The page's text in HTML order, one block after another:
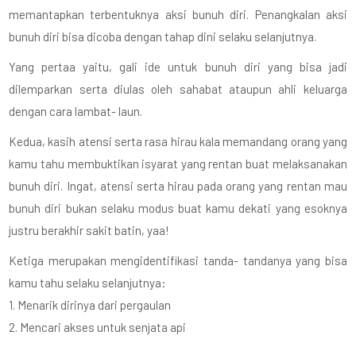
memantapkan terbentuknya aksi bunuh diri. Penangkalan aksi
bunuh diri bisa dicoba dengan tahap dini selaku selanjutnya.
Yang pertaa yaitu, gali ide untuk bunuh diri yang bisa jadi
dilemparkan serta diulas oleh sahabat ataupun ahli keluarga
dengan cara lambat- laun.
Kedua, kasih atensi serta rasa hirau kala memandang orang yang
kamu tahu membuktikan isyarat yang rentan buat melaksanakan
bunuh diri. Ingat, atensi serta hirau pada orang yang rentan mau
bunuh diri bukan selaku modus buat kamu dekati yang esoknya
justru berakhir sakit batin, yaa!
Ketiga merupakan mengidentifikasi tanda- tandanya yang bisa
kamu tahu selaku selanjutnya:
1. Menarik dirinya dari pergaulan
2. Mencari akses untuk senjata api